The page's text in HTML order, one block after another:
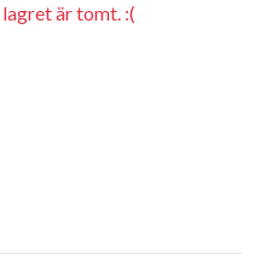
är tomt. :(